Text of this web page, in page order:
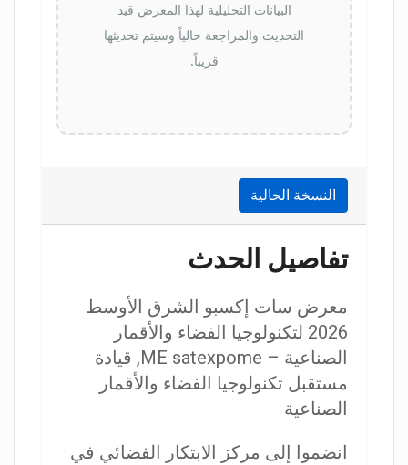
البيانات التحليلية لهذا المعرض قيد
التحديث والمراجعة حالياً وسيتم تحديثها
قريباً.
النسخة الحالية
تفاصيل الحدث
معرض سات إكسبو الشرق الأوسط
2026 لتكنولوجيا الفضاء والأقمار
الصناعية – ME satexpome, قيادة
مستقبل تكنولوجيا الفضاء والأقمار
الصناعية
انضموا إلى مركز الابتكار الفضائي في